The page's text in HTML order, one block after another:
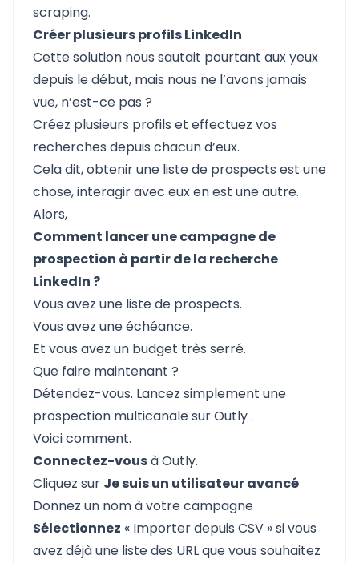
scraping.
Créer plusieurs profils LinkedIn
Cette solution nous sautait pourtant aux yeux
depuis le début, mais nous ne l’avons jamais
vue, n’est-ce pas ?
Créez plusieurs profils et effectuez vos
recherches depuis chacun d’eux.
Cela dit, obtenir une liste de prospects est une
chose, interagir avec eux en est une autre.
Alors,
Comment lancer une campagne de
prospection à partir de la recherche
LinkedIn ?
Vous avez une liste de prospects.
Vous avez une échéance.
Et vous avez un budget très serré.
Que faire maintenant ?
Détendez-vous. Lancez simplement une
prospection multicanale surOutly.
Voici comment.
Connectez-vousàOutly.
Cliquez sur Je suis un utilisateur avancé
Donnez un nom à votre campagne
Sélectionnez « Importer depuis CSV » si vous
avez déjà une liste des URL que vous souhaitez